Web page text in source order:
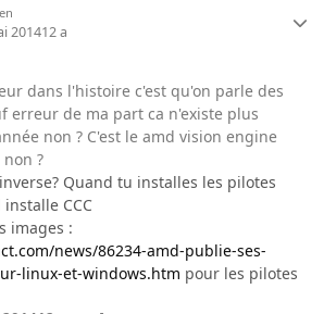
201412 a
dans l'histoire c'est qu'on parle des
erreur de ma part ca n'existe plus
non ? C'est le amd vision engine
?
Quand tu installes les pilotes
CCC
images :
news/86234-amd-publie-ses-
linux-et-windows.htm pour les pilotes